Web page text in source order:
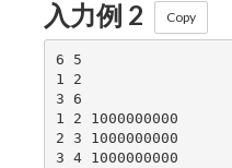
入力例 2 Copy
6 5
1 2
3 6
1 2 1000000000
2 3 1000000000
3 4 1000000000